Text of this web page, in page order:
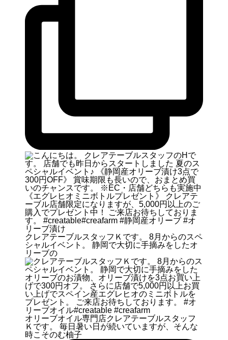
クレアテーブルスタッフＫです。 8月からのスペ
シャルイベント。 静岡で大切に手摘みをしたオ
リーブの
オリーブオイル専門店クレアテーブルスタッフ
Ｋです。 毎日暑い日が続いていますが、そんな
時こそのむ柚子